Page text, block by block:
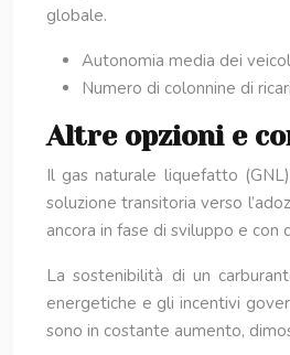
globale.
Autonomia media dei
Numero di colonnine di
Altre opzioni e
Il gas naturale liquefatto
soluzione transitoria verso
ancora in fase di sviluppo e
La sostenibilità di un
energetiche e gli incentivi
sono in costante aumento,